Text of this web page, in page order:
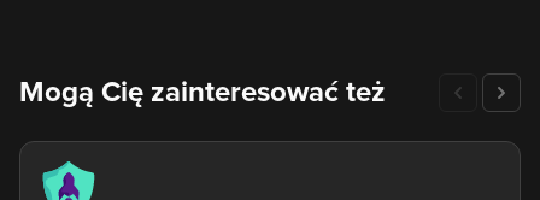
Mogą Cię zainteresować też